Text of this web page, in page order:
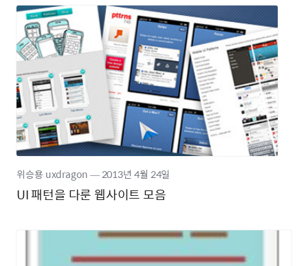
UI 패턴을 다룬 웹사이트 모음
위승용 uxdragon―2013년 4월 24일